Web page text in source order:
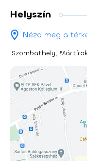
két humorista
stílusban.
Helyszín
Nézd meg a
Szombathely,